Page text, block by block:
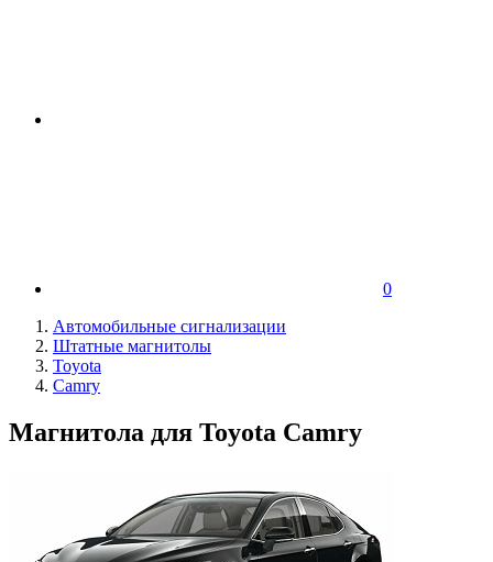
0
Автомобильные сигнализации
Штатные магнитолы
Toyota
Camry
Магнитола для Toyota Camry